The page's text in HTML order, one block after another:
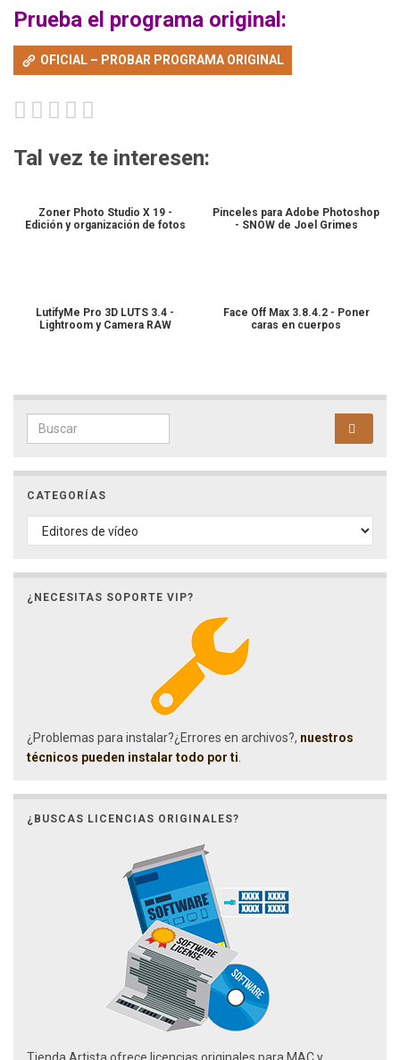
Prueba el programa original:
OFICIAL – PROBAR PROGRAMA ORIGINAL
Tal vez te interesen:
Zoner Photo Studio X 19 -
Edición y organización de fotos
Pinceles para Adobe Photoshop
- SNOW de Joel Grimes
LutifyMe Pro 3D LUTS 3.4 -
Lightroom y Camera RAW
Face Off Max 3.8.4.2 - Poner
caras en cuerpos
Search for:
CATEGORÍAS
CATEGORÍAS
¿NECESITAS SOPORTE VIP?
¿Problemas para instalar?¿Errores en archivos?, nuestros
técnicos pueden instalar todo por ti.
¿BUSCAS LICENCIAS ORIGINALES?